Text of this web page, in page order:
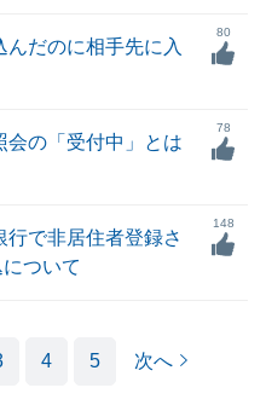
んだのに相手先に入
80
会の「受付中」とは
78
行で非居住者登録さ
ついて
148
4 5 次へ